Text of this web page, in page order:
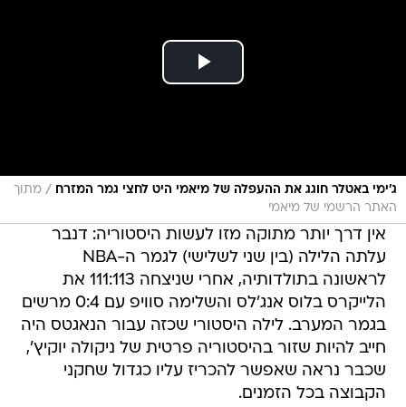
ג'ימי באטלר חוגג את ההעפלה של מיאמי היט לחצי גמר המזרח / מתוך
האתר הרשמי של מיאמי
אין דרך יותר מתוקה מזו לעשות היסטוריה: דנבר
עלתה הלילה (בין שני לשלישי) לגמר ה-NBA
לראשונה בתולדותיה, אחרי שניצחה 111:113 את
הלייקרס בלוס אנג'לס והשלימה סוויפ עם 0:4 מרשים
בגמר המערב. לילה היסטורי שכזה עבור הנאגטס היה
חייב להיות שזור בהיסטוריה פרטית של ניקולה יוקיץ',
שכבר נראה שאפשר להכריז עליו כגדול שחקני
הקבוצה בכל הזמנים.